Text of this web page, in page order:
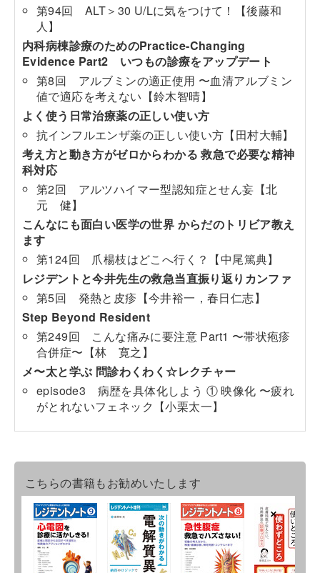
第94回 ALT＞30 U/Lに気をつけて！【後藤和
人】
内科病棟診療のためのPractice-Changing
Evidence Part2 いつもの診療をアップデート
第8回 アルブミンの適正使用 〜血清アルブミン
値で適応を考えない【鈴木智晴】
よく使う日常治療薬の正しい使い方
抗インフルエンザ薬の正しい使い方【田村大輔】
考え方と動き方がゼロからわかる 救急で必要な精神
科対応
第2回 アルツハイマー型認知症とせん妄【北
元 健】
こんなにも面白い医学の世界 からだのトリビア教え
ます
第124回 爪楊枝はどこへ行く？【中尾篤典】
レジデントと今井先生の救急当直振り返りカンファ
第5回 発熱と皮疹【今井裕一，春日仁志】
Step Beyond Resident
第249回 こんな痛みに要注意 Part1 〜帯状疱疹
合併症〜【林 寛之】
メ〜太と学ぶ 問診わくわく☆レクチャー
episode3 病歴を具体化しよう ① 映像化 〜疲れ
がとれないフェネック【小栗太一】
こちらの書籍もお勧めいたします